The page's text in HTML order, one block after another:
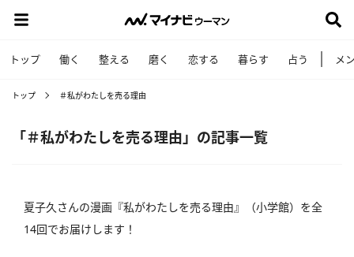
トップ 働く 整える 磨く 恋する 暮らす 占う メ
トップ ＃私がわたしを売る理由
「＃私がわたしを売る理由」の記事一覧
夏子久さんの漫画『私がわたしを売る理由』（小学館）を全
14回でお届けします！